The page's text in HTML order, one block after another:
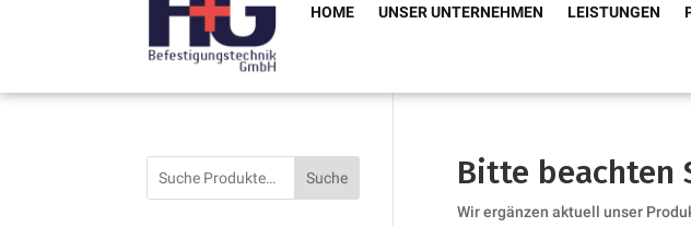
HOME UNSER UNTERNEHMEN LEISTUNGEN
Bitte beachten
Wir ergänzen aktuell unser
Suche